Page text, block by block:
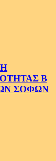
Β
ΣΟΦΩΝ